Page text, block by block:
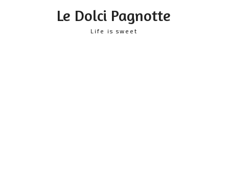
Le Dolci Pagnotte
Life is sweet